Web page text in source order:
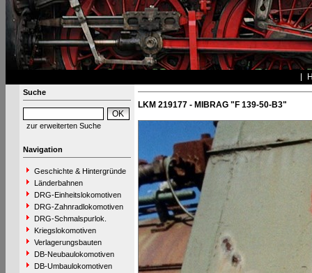
Suche
zur erweiterten Suche
Navigation
Geschichte & Hintergründe
Länderbahnen
DRG-Einheitslokomotiven
DRG-Zahnradlokomotiven
DRG-Schmalspurlok.
Kriegslokomotiven
Verlagerungsbauten
DB-Neubaulokomotiven
DB-Umbaulokomotiven
LKM 219177 - MIBRAG "F 139-50-B3"